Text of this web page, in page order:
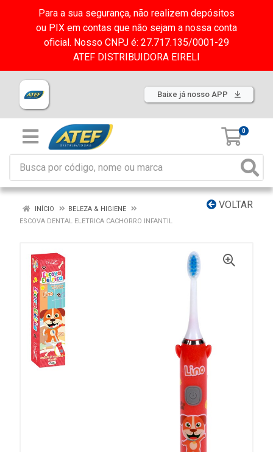
Para a sua segurança, não realizem depósitos
ou PIX em contas que não sejam a nossa conta
oficial. Nosso CNPJ é: 27.717.135/0001-29
ATEF DISTRIBUIDORA EIRELI
Baixe já nosso APP
0
VOLTAR
INÍCIO
BELEZA & HIGIENE
ESCOVA DENTAL ELETRICA CACHORRO INFANTIL